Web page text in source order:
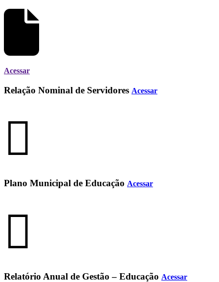
Acessar
Relação Nominal de Servidores Acessar
Plano Municipal de Educação Acessar
Relatório Anual de Gestão – Educação Acessar